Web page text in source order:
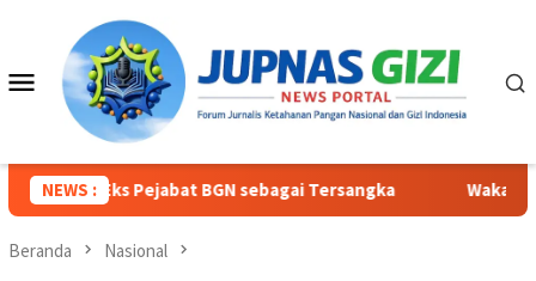
Menu
Mobile
NEWS :
Eks Pejabat BGN sebagai Tersangka Waka BGN Sony
Beranda Nasional